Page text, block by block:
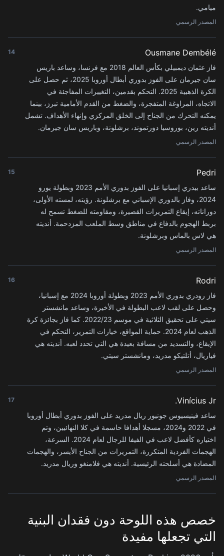
ميامي.
المصدر الرسمي
14 Ousmane Dembélé
فاز عثمان ديمبيلي بكأس العالم 2018 مع فرنسا، وساعد باريس
سان جيرمان على الفوز بدوري أبطال أوروبا 2025، ثم حصل على
الكرة الذهبية 2025. التحكم بقدمين، التغييرات المفاجئة في
الاتجاه، المراوغة المتفجرة، والضغط من القدم الأمامية تبرز، بينما
يمكنه التحرك من الجناح إلى الخلق المركزي وإنهاء الأهداف. تشمل
أنديته رين، بوروسيا دورتموند، برشلونة، وباريس سان جيرمان.
المصدر الرسمي
15 Pedri
ساعد بيدري إسبانيا على الفوز بدوري الأمم 2023 وبطولة يورو
2024، وفاز بالدوري الإسباني مع برشلونة. رؤيته، لمسته الأولى،
دوراناته، إيقاع التمريرات القصيرة، ومقاومته للضغط تسمح له
بربط الهجوم بالدفاع في مناطق وسط الملعب المزدحمة. أنديته
هي لاس بالماس وبرشلونة.
المصدر الرسمي
16 Rodri
فاز رودري بدوري الأمم 2023 وبطولة أوروبا 2024 مع إسبانيا،
وحصل على لقب لاعب البطولة في الأخيرة، وساعد مانشستر
سيتي على تحقيق الثلاثية في موسم 2022/23. كما فاز بجائزة كرة
الذهب لعام 2024. حماية المواقع، خيارات التمرير، التحكم في
الإيقاع، والتسديد من مسافة بعيدة هي التي تحدد لعبه. أنديته هي
فياريال، أتلتيكو مدريد، ومانشستر سيتي.
المصدر الرسمي
17 Vinícius Jr.
ساعد فينيسيوس جونيور ريال مدريد على الفوز بدوري أبطال أوروبا
في 2022 و2024، مسجلا أهدافا حاسمة في كلا النهائيين، وتم
اختياره كأفضل لاعب في الفيفا للرجال لعام 2024. السرعة،
الهجمات الفردية المتكررة، التمريرات من الجناح الأيسر، والهجمات
المضادة هي أسلحته الرئيسية. أنديته هي فلامنغو وريال مدريد.
المصدر الرسمي
خصص هذه اللوحة دون فقدان البنية
التي تجعلها مفيدة